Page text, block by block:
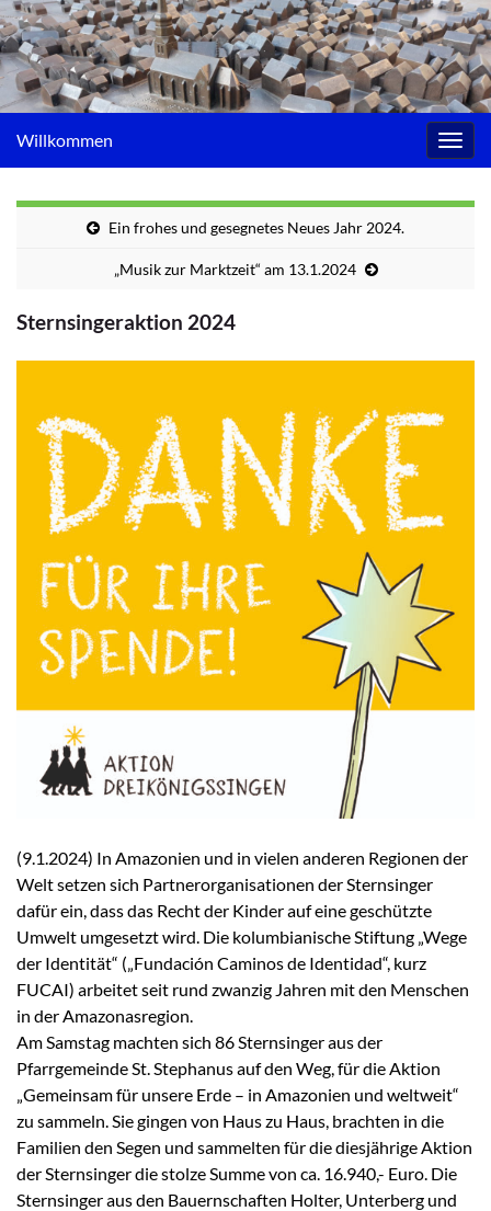
Willkommen
Ein frohes und gesegnetes Neues Jahr 2024.
„Musik zur Marktzeit“ am 13.1.2024
Sternsingeraktion 2024
(9.1.2024) In Amazonien und in vielen anderen Regionen der
Welt setzen sich Partnerorganisationen der Sternsinger
dafür ein, dass das Recht der Kinder auf eine geschützte
Umwelt umgesetzt wird. Die kolumbianische Stiftung „Wege
der Identität“ („Fundación Caminos de Identidad“, kurz
FUCAI) arbeitet seit rund zwanzig Jahren mit den Menschen
in der Amazonasregion.
Am Samstag machten sich 86 Sternsinger aus der
Pfarrgemeinde St. Stephanus auf den Weg, für die Aktion
„Gemeinsam für unsere Erde – in Amazonien und weltweit“
zu sammeln. Sie gingen von Haus zu Haus, brachten in die
Familien den Segen und sammelten für die diesjährige Aktion
der Sternsinger die stolze Summe von ca. 16.940,- Euro. Die
Sternsinger aus den Bauernschaften Holter, Unterberg und